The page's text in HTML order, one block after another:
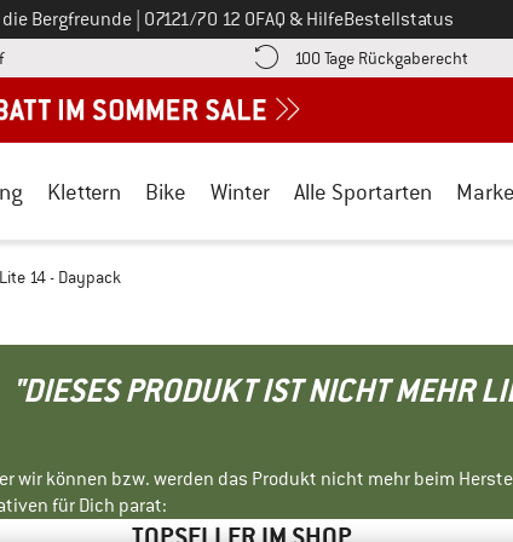
die Bergfreunde Ruf uns an unter
07121/70 12 0FAQ & HilfeBestellstatus
Finde die Zahlungs-Infos hier! Öffnet sich in einer Infobox
100 Tage Rückgaberecht
Klettern Bike Winter Alle Sportarten
14 - Daypack
"DIESES PRODUKT IST NICHT MEHR
wir können bzw. werden das Produkt nicht mehr beim
für Dich parat: